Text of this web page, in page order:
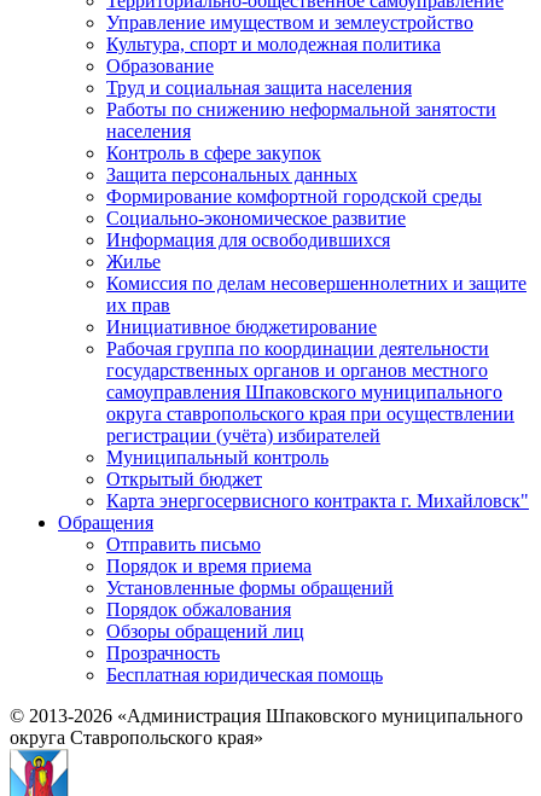
Управление имуществом и землеустройство
Культура, спорт и молодежная политика
Образование
Труд и социальная защита населения
Работы по снижению неформальной занятости
населения
Контроль в сфере закупок
Защита персональных данных
Формирование комфортной городской среды
Социально-экономическое развитие
Информация для освободившихся
Жилье
Комиссия по делам несовершеннолетних и защите
их прав
Инициативное бюджетирование
Рабочая группа по координации деятельности
государственных органов и органов местного
самоуправления Шпаковского муниципального
округа ставропольского края при осуществлении
регистрации (учёта) избирателей
Муниципальный контроль
Открытый бюджет
Карта энергосервисного контракта г. Михайловск"
Обращения
Отправить письмо
Порядок и время приема
Установленные формы обращений
Порядок обжалования
Обзоры обращений лиц
Прозрачность
Бесплатная юридическая помощь
© 2013-2026 «Администрация Шпаковского муниципального
округа Ставропольского края»